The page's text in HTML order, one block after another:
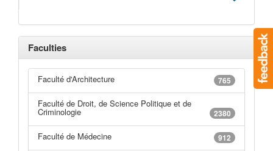
Faculties
Faculté d'Architecture 765
Faculté de Droit, de Science Politique et de
Criminologie 2380
Faculté de Médecine 912